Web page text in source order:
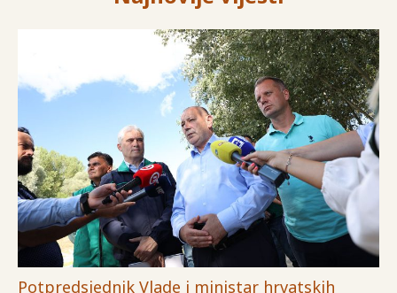
Potpredsjednik Vlade i ministar hrvatskih